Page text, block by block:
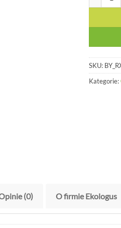
SKU:
Kategorie:
(0) O firmie Ekologus